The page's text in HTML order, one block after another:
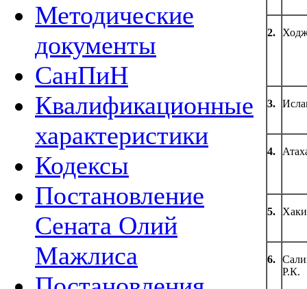
Методические
документы
СанПиН
Квалификационные
характеристики
Кодексы
Постановление
Сената Олий
Мажлиса
2.
3.
4.
5.
6.
Р.К.